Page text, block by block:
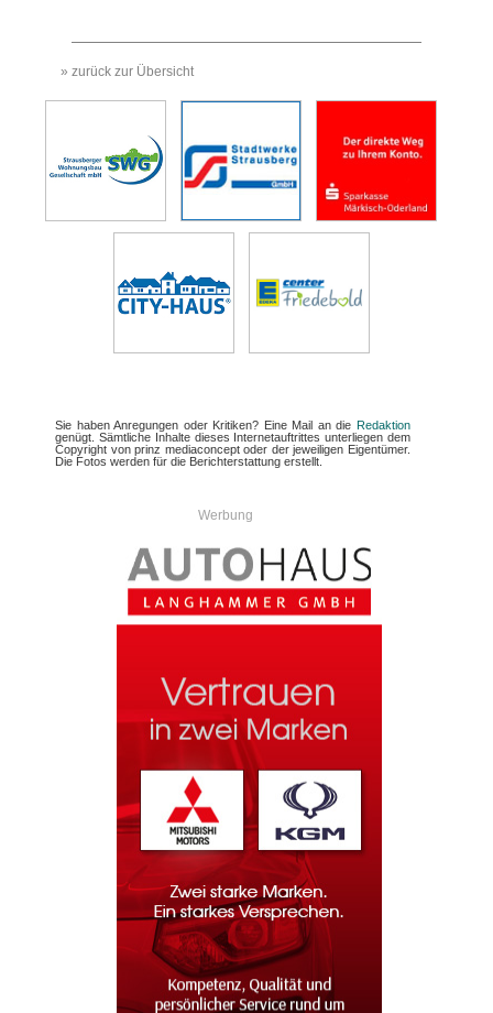
» zurück zur Übersicht
Sie haben Anregungen oder Kritiken? Eine Mail an die Redaktion
genügt. Sämtliche Inhalte dieses Internetauftrittes unterliegen dem
Copyright von prinz mediaconcept oder der jeweiligen Eigentümer.
Die Fotos werden für die Berichterstattung erstellt.
Werbung